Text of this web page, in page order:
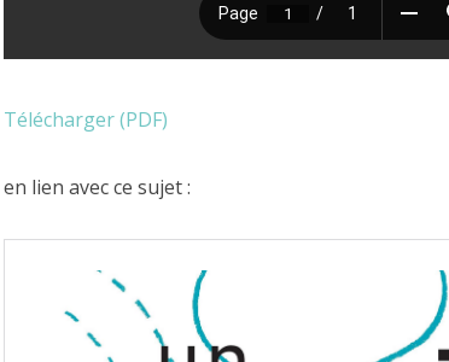
Télécharger (PDF)
en lien avec ce sujet :